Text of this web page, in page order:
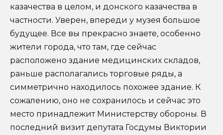
казачества в целом, и донского казачества в
частности. Уверен, впереди у музея большое
будущее. Все вы прекрасно знаете, особенно
жители города, что там, где сейчас
расположено здание медицинских складов,
раньше располагались торговые ряды, а
симметрично находилось похожее здание. К
сожалению, оно не сохранилось и сейчас это
место принадлежит Министерству обороны. В
последний визит депутата Госдумы Виктории